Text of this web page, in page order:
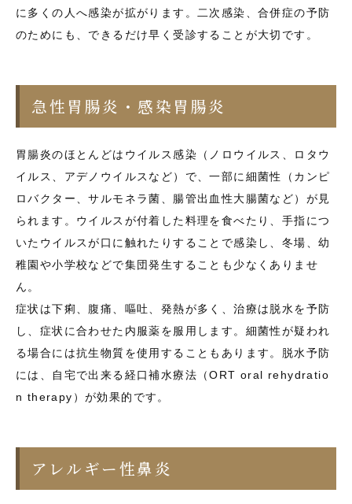
に多くの人へ感染が拡がります。二次感染、合併症の予防
のためにも、できるだけ早く受診することが大切です。
急性胃腸炎・感染胃腸炎
胃腸炎のほとんどはウイルス感染（ノロウイルス、ロタウ
イルス、アデノウイルスなど）で、一部に細菌性（カンピ
ロバクター、サルモネラ菌、腸管出血性大腸菌など）が見
られます。ウイルスが付着した料理を食べたり、手指につ
いたウイルスが口に触れたりすることで感染し、冬場、幼
稚園や小学校などで集団発生することも少なくありませ
ん。
症状は下痢、腹痛、嘔吐、発熱が多く、治療は脱水を予防
し、症状に合わせた内服薬を服用します。細菌性が疑われ
る場合には抗生物質を使用することもあります。脱水予防
には、自宅で出来る経口補水療法（ORT oral rehydratio
n therapy）が効果的です。
アレルギー性鼻炎